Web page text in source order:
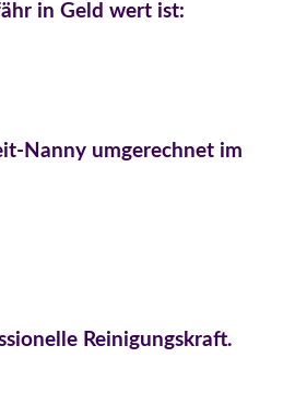
in Geld wert ist:
Nanny umgerechnet im
Reinigungskraft.